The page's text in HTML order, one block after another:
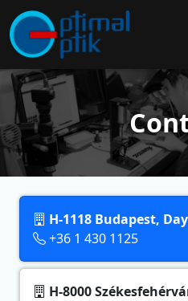
H-1118 Budapest,
+36 1 430 1125
H-8000